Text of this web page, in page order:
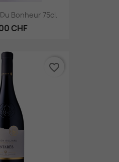
Bonheur 75cl.
CHF
favorite_border